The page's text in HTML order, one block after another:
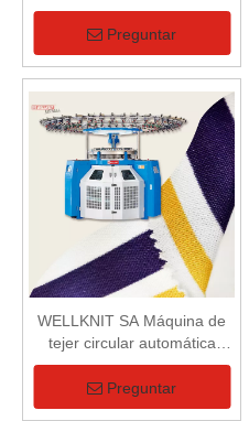
Preguntar
WELLKNIT SA Máquina de
tejer circular automática
doble computarizada
profesional de alta calidad
Preguntar